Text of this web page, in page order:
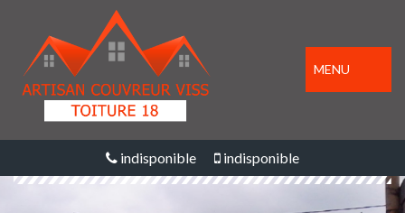
MENU
indisponible indisponible